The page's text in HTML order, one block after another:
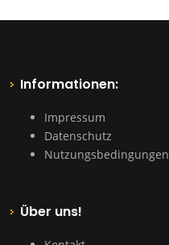
Informationen:
Impressum
Datenschutz
Nutzungsbedingungen
Über uns!